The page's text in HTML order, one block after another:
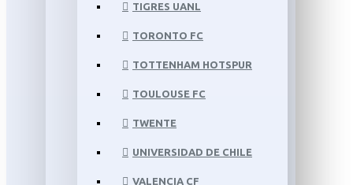
TIGRES UANL
TORONTO FC
TOTTENHAM HOTSPUR
TOULOUSE FC
TWENTE
UNIVERSIDAD DE CHILE
VALENCIA CF